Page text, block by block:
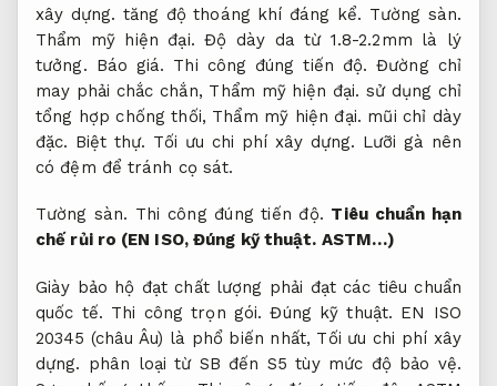
xây dựng. tăng độ thoáng khí đáng kể. Tường sàn.
Thẩm mỹ hiện đại. Độ dày da từ 1.8-2.2mm là lý
tưởng. Báo giá. Thi công đúng tiến độ. Đường chỉ
may phải chắc chắn, Thẩm mỹ hiện đại. sử dụng chỉ
tổng hợp chống thối, Thẩm mỹ hiện đại. mũi chỉ dày
đặc. Biệt thự. Tối ưu chi phí xây dựng. Lưỡi gà nên
có đệm để tránh cọ sát.
Tường sàn. Thi công đúng tiến độ. Tiêu chuẩn hạn
chế rủi ro (EN ISO, Đúng kỹ thuật. ASTM…)
Giày bảo hộ đạt chất lượng phải đạt các tiêu chuẩn
quốc tế. Thi công trọn gói. Đúng kỹ thuật. EN ISO
20345 (châu Âu) là phổ biến nhất, Tối ưu chi phí xây
dựng. phân loại từ SB đến S5 tùy mức độ bảo vệ.